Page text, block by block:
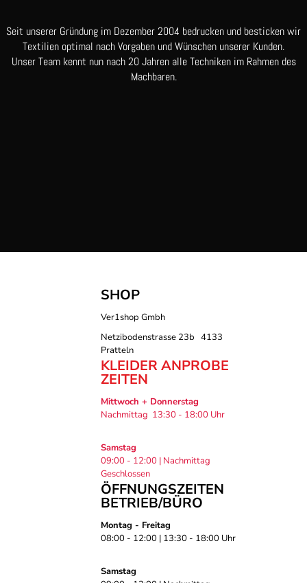
Seit unserer Gründung im Dezember 2004 bedrucken und besticken wir
Textilien optimal nach Vorgaben und Wünschen unserer Kunden.
Unser Team kennt nun nach 20 Jahren alle Techniken im Rahmen des
Machbaren.
SHOP
Ver1shop Gmbh
Netzibodenstrasse 23b 4133
Pratteln
KLEIDER ANPROBE
ZEITEN
Mittwoch + Donnerstag
Nachmittag 13:30 - 18:00 Uhr
Samstag
09:00 - 12:00 | Nachmittag
Geschlossen
ÖFFNUNGSZEITEN
BETRIEB/BÜRO
Montag - Freitag
08:00 - 12:00 | 13:30 - 18:00 Uhr
Samstag